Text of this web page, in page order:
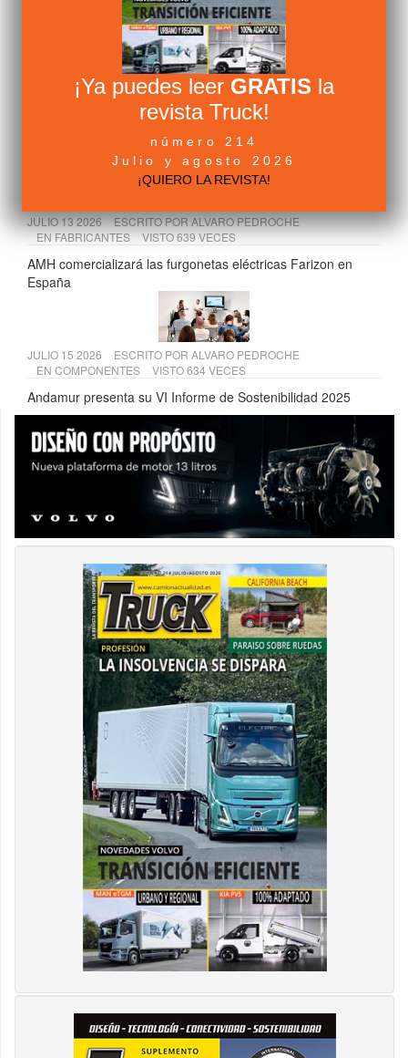
JULIO 09 2026 ESCRITO POR
ALVARO PEDROCHE
FABRICANTES VISTO 656 VECES
la Comunidad de Madrid
JULIO 13 2026 ESCRITO PORALVARO PEDROCHE
ENFABRICANTES VISTO 639 VECES
AMH comercializará las furgonetas eléctricas Farizon en
España
JULIO 15 2026 ESCRITO POR ALVARO PEDROCHE
EN COMPONENTES VISTO 634 VECES
Andamur presenta su VI Informe de Sostenibilidad 2025
¡Ya puedes leer GRATIS la
revista Truck!
número 214
Julio y agosto 2026
¡QUIERO LA REVISTA!